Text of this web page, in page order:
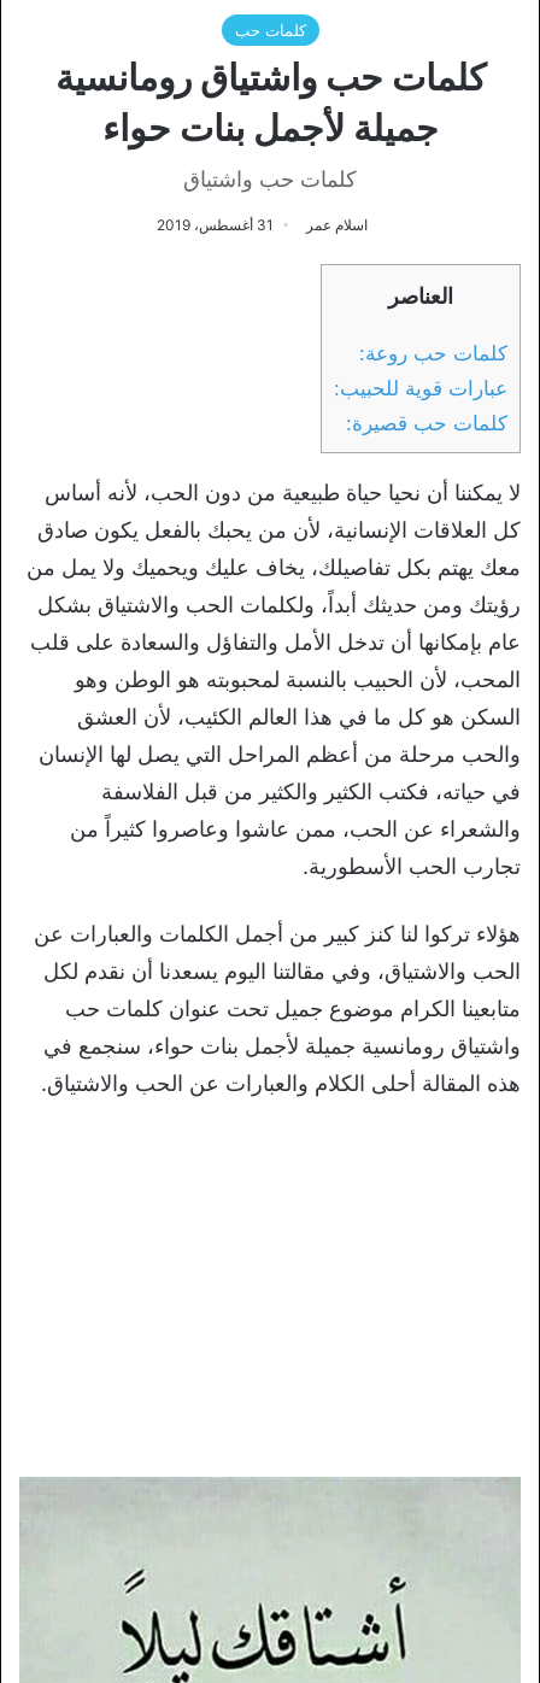
كلمات حب
كلمات حب واشتياق رومانسية
جميلة لأجمل بنات حواء
كلمات حب واشتياق
اسلام عمر 31 أغسطس، 2019
العناصر
كلمات حب روعة:
عبارات قوية للحبيب:
كلمات حب قصيرة:
لا يمكننا أن نحيا حياة طبيعية من دون الحب، لأنه أساس
كل العلاقات الإنسانية، لأن من يحبك بالفعل يكون صادق
معك يهتم بكل تفاصيلك، يخاف عليك ويحميك ولا يمل من
رؤيتك ومن حديثك أبداً، ولكلمات الحب والاشتياق بشكل
عام بإمكانها أن تدخل الأمل والتفاؤل والسعادة على قلب
المحب، لأن الحبيب بالنسبة لمحبوبته هو الوطن وهو
السكن هو كل ما في هذا العالم الكئيب، لأن العشق
والحب مرحلة من أعظم المراحل التي يصل لها الإنسان
في حياته، فكتب الكثير والكثير من قبل الفلاسفة
والشعراء عن الحب، ممن عاشوا وعاصروا كثيراً من
تجارب الحب الأسطورية.
هؤلاء تركوا لنا كنز كبير من أجمل الكلمات والعبارات عن
الحب والاشتياق، وفي مقالتنا اليوم يسعدنا أن نقدم لكل
متابعينا الكرام موضوع جميل تحت عنوان كلمات حب
واشتياق رومانسية جميلة لأجمل بنات حواء، سنجمع في
هذه المقالة أحلى الكلام والعبارات عن الحب والاشتياق.